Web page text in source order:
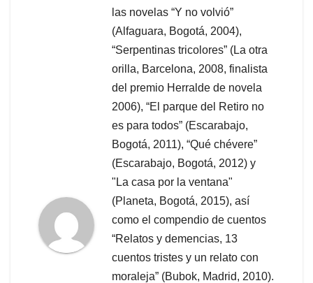
las novelas “Y no volvió”
(Alfaguara, Bogotá, 2004),
“Serpentinas tricolores” (La otra
orilla, Barcelona, 2008, finalista
del premio Herralde de novela
2006), “El parque del Retiro no
es para todos” (Escarabajo,
Bogotá, 2011), “Qué chévere”
(Escarabajo, Bogotá, 2012) y
"La casa por la ventana"
(Planeta, Bogotá, 2015), así
como el compendio de cuentos
“Relatos y demencias, 13
cuentos tristes y un relato con
moraleja” (Bubok, Madrid, 2010).